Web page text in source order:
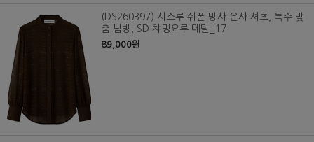
(DS260397) 시스루 쉬폰 망사 은사 셔츠, 특수 맞
춤 남방, SD 챠밍요루 메탈_17
89,000원